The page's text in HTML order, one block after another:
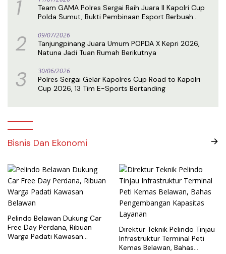
1
Team GAMA Polres Sergai Raih Juara II Kapolri Cup
Polda Sumut, Bukti Pembinaan Esport Berbuah
2 09/07/2026
Tanjungpinang Juara Umum POPDA X Kepri 2026,
Natuna Jadi Tuan Rumah Berikutnya
3 30/06/2026
Polres Sergai Gelar Kapolres Cup Road to Kapolri
Cup 2026, 13 Tim E-Sports Bertanding
Bisnis Dan Ekonomi
Pelindo Belawan Dukung Car
Free Day Perdana, Ribuan
Warga Padati Kawasan
Direktur Teknik Pelindo Tinjau
Infrastruktur Terminal Peti
Kemas Belawan, Bahas